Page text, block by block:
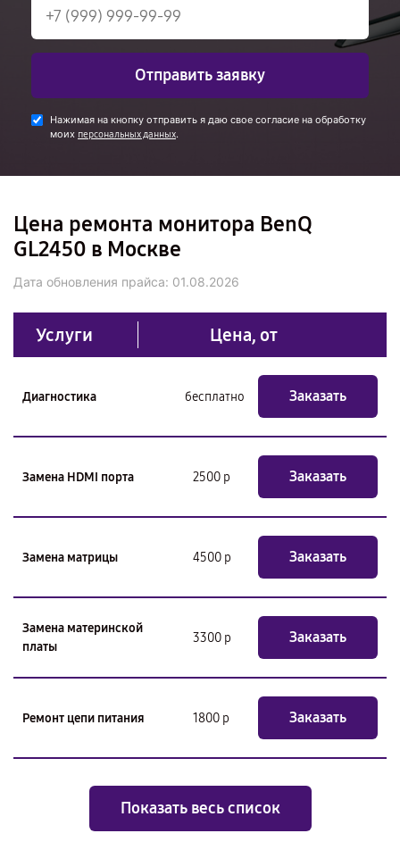
Отправить заявку
Нажимая на кнопку отправить я даю свое согласие на обработку
моих персональных данных.
Цена ремонта монитора BenQ
GL2450 в Москве
Дата обновления прайса: 01.08.2026
Услуги Цена, от
Диагностика бесплатно Заказать
Замена HDMI порта 2500 р Заказать
Замена матрицы 4500 р Заказать
Замена материнской
платы
3300 р Заказать
Ремонт цепи питания 1800 р Заказать
Показать весь список